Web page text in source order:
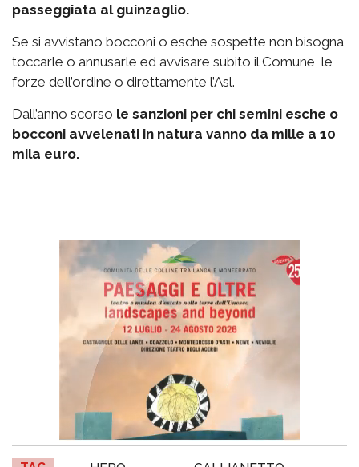
passeggiata al guinzaglio.
Se si avvistano bocconi o esche sospette non bisogna
toccarle o annusarle ed avvisare subito il Comune, le
forze dell’ordine o direttamente l’Asl.
Dall’anno scorso le sanzioni per chi semini esche o
bocconi avvelenati in natura vanno da mille a 10
mila euro.